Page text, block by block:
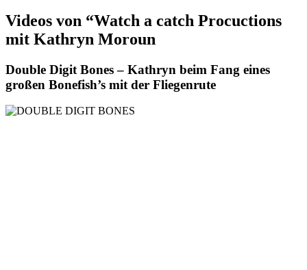
Videos von “Watch a catch Procuctions
mit Kathryn Moroun
Double Digit Bones – Kathryn beim Fang eines
großen Bonefish’s mit der Fliegenrute